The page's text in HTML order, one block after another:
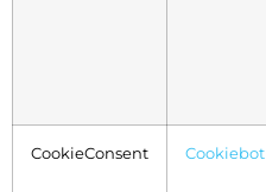
CookieConsent Cookiebot